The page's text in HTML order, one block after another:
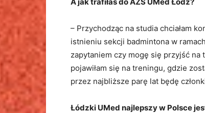
– Przychodząc na studia chciałam
istnieniu sekcji badmintona w
zapytaniem czy mogę się przyjść na
pojawiłam się na treningu, gdzie
przez najbliższe parę lat będę
Łódzki UMed najlepszy w Polsce